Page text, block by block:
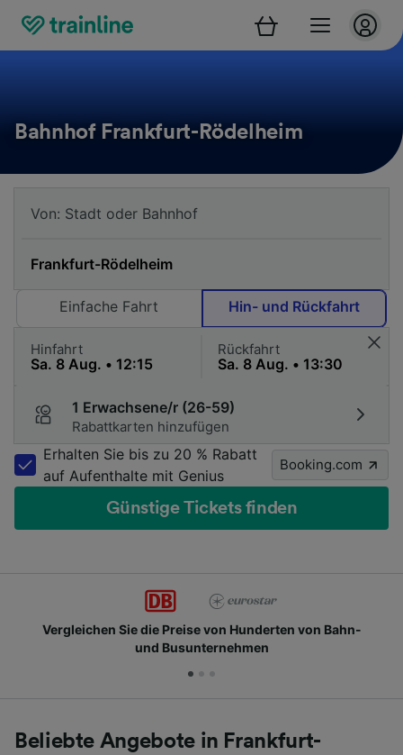
Bahnhof Frankfurt-Rödelheim
Einfache Fahrt Hin- und Rückfahrt
Hinfahrt Rückfahrt
1 Erwachsene/r (26-59)
Rabattkarten hinzufügen
Erhalten Sie bis zu 20 % Rabatt
auf Aufenthalte mit Genius
Booking.com
Günstige Tickets finden
von Bahn-
Schließen Sie sich Millionen
Beliebte Angebote in Frankfurt-